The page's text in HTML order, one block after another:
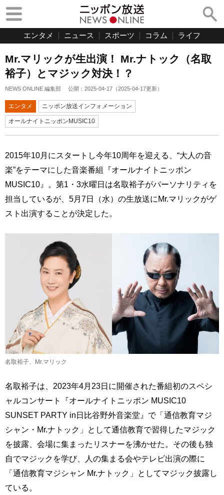
エンタメ ニュース スポーツ コラム ライフ
Mr.マリックが生出演！ Mr.ナトック（名取
裕子）とマジック対決！？
NEWS ONLINE 編集部 公開： 2025-04-17 （2025-04-17更新）
エンタメ ニッポン放送インフォメーション
オールナイトニッポンMUSIC10
2015年10月にスタートし今年10周年を迎える、“大人の音
楽”をテーマにした音楽番組『オールナイトニッポン
MUSIC10』。第1・3水曜日は名取裕子がパーソナリティを
担当しているが、5月7日（水）の生放送にMr.マリックがゲ
スト出演することが決定した。
名取裕子、Mr.マリック
名取裕子は、2023年4月23日に開催された番組初のスペシ
ャルコンサート『オールナイトニッポン MUSIC10
SUNSET PARTY in日比谷野外音楽堂』で「通信教育マジ
シャン・Mr.ナトック」として通信教育で習得したマジック
を披露、会場に集まったリスナーを沸かせた。その後も独
自でマジックを学び、人の集まる会やテレビ出演の際に
「通信教育マジシャン Mr.ナトック」としてマジック披露し
ている。